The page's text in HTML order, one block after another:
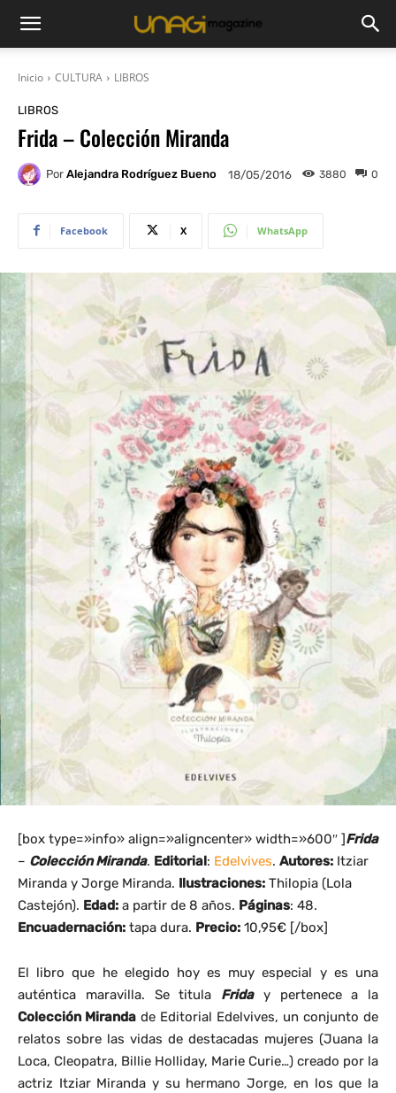
Inicio CULTURA LIBROS
LIBROS
Frida – Colección Miranda
Por Alejandra Rodríguez Bueno 18/05/2016 0
3880
Facebook X WhatsApp
[box type=»info» align=»aligncenter» width=»600″ ]Frida
– Colección Miranda. Editorial: Edelvives. Autores: Itziar
Miranda y Jorge Miranda. Ilustraciones: Thilopia (Lola
Castejón). Edad: a partir de 8 años. Páginas: 48.
Encuadernación: tapa dura. Precio: 10,95€ [/box]
El libro que he elegido hoy es muy especial y es una
auténtica maravilla. Se titula Frida
y pertenece a la
Colección Miranda de Editorial Edelvives, un conjunto de
relatos sobre las vidas de destacadas mujeres (Juana la
Loca, Cleopatra, Billie Holliday, Marie Curie…) creado por la
actriz Itziar Miranda y su hermano Jorge, en los que la